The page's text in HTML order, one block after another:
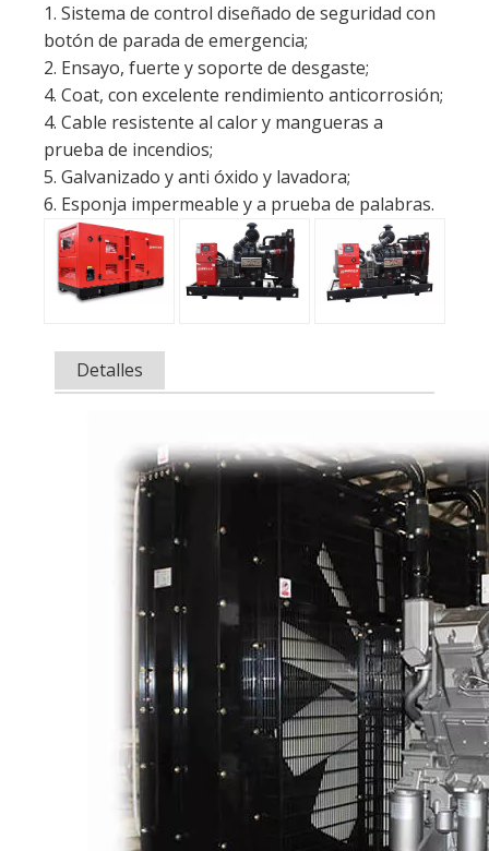
1. Sistema de control diseñado de seguridad con
botón de parada de emergencia;
2. Ensayo, fuerte y soporte de desgaste;
4. Coat, con excelente rendimiento anticorrosión;
4. Cable resistente al calor y mangueras a
prueba de incendios;
5. Galvanizado y anti óxido y lavadora;
6. Esponja impermeable y a prueba de palabras.
Detalles